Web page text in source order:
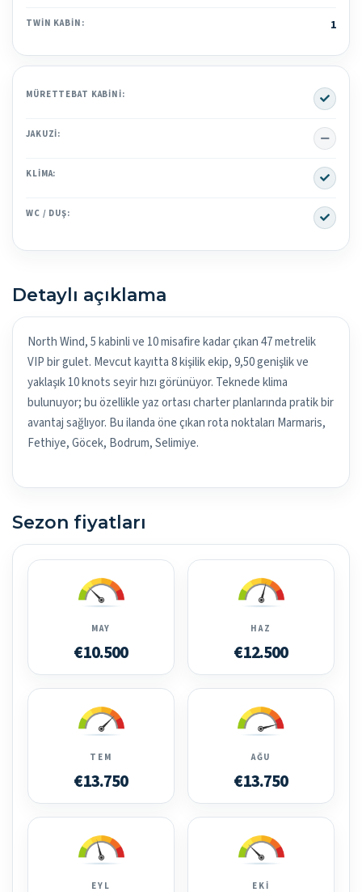
TWIN KABIN: 1
MÜRETTEBAT KABINI: Yes
JAKUZI: No
KLIMA: Yes
WC / DUŞ: Yes
Detaylı açıklama
North Wind, 5 kabinli ve 10 misafire kadar çıkan 47 metrelik
VIP bir gulet. Mevcut kayıtta 8 kişilik ekip, 9,50 genişlik ve
yaklaşık 10 knots seyir hızı görünüyor. Teknede klima
bulunuyor; bu özellikle yaz ortası charter planlarında pratik bir
avantaj sağlıyor. Bu ilanda öne çıkan rota noktaları Marmaris,
Fethiye, Göcek, Bodrum, Selimiye.
Sezon fiyatları
MAY
€10.500
HAZ
€12.500
TEM
€13.750
AĞU
€13.750
EYL EKI